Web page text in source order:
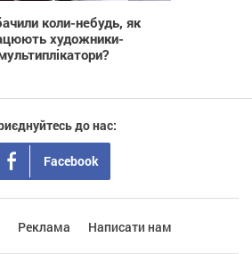
коли-небудь, як
художники-
до нас:
Facebook
Реклама Написати нам